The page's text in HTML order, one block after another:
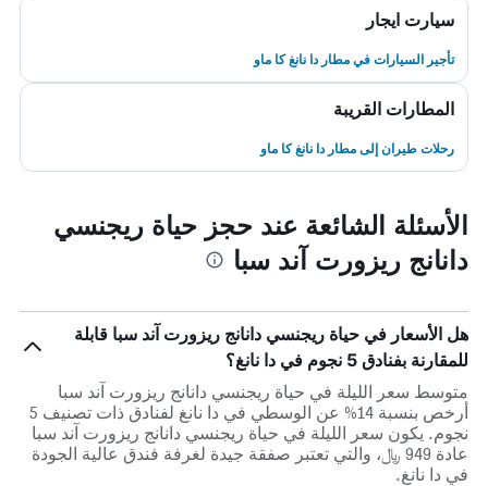
سيارت ايجار
تأجير السيارات في مطار دا نانغ كا ماو
المطارات القريبة
رحلات طيران إلى مطار دا نانغ كا ماو
الأسئلة الشائعة عند حجز حياة ريجنسي
دانانج ريزورت آند سبا
هل الأسعار في حياة ريجنسي دانانج ريزورت آند سبا قابلة
للمقارنة بفنادق 5 نجوم في دا نانغ؟
متوسط سعر الليلة في حياة ريجنسي دانانج ريزورت آند سبا
أرخص بنسبة 14% عن الوسطي في دا نانغ لفنادق ذات تصنيف 5
نجوم. يكون سعر الليلة في حياة ريجنسي دانانج ريزورت آند سبا
عادة 949 ﷼، والتي تعتبر صفقة جيدة لغرفة فندق عالية الجودة
في دا نانغ.